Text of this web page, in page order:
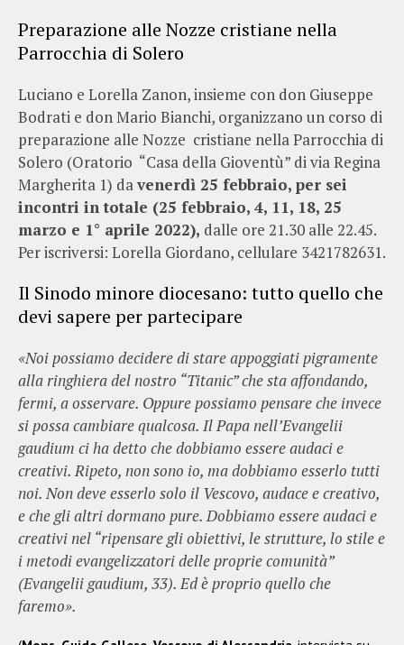
Preparazione alle Nozze cristiane nella
Parrocchia di Solero
Luciano e Lorella Zanon, insieme con don Giuseppe
Bodrati e don Mario Bianchi, organizzano un corso di
preparazione alle Nozze cristiane nella Parrocchia di
Solero (Oratorio “Casa della Gioventù” di via Regina
Margherita 1) davenerdì 25 febbraio, per sei
incontri in totale (25 febbraio, 4, 11, 18, 25
marzo e 1° aprile 2022), dalle ore 21.30 alle 22.45.
Per iscriversi: Lorella Giordano, cellulare 3421782631.
Il Sinodo minore diocesano: tutto quello che
devi sapere per partecipare
«Noi possiamo decidere di stare appoggiati pigramente
alla ringhiera del nostro “Titanic” che sta affondando,
fermi, a osservare. Oppure possiamo pensare che invece
si possa cambiare qualcosa. Il Papa nell’Evangelii
gaudium ci ha detto che dobbiamo essere audaci e
creativi. Ripeto, non sono io, ma dobbiamo esserlo tutti
noi. Non deve esserlo solo il Vescovo, audace e creativo,
e che gli altri dormano pure. Dobbiamo essere audaci e
creativi nel “ripensare gli obiettivi, le strutture, lo stile e
i metodi evangelizzatori delle proprie comunità”
(Evangelii gaudium, 33). Ed è proprio quello che
faremo».